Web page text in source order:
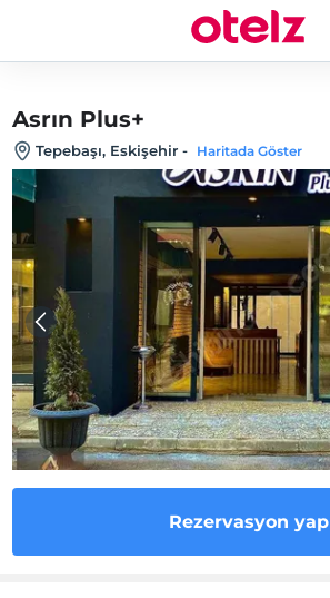
Asrın Plus+
Tepebaşı, Eskişehir - Haritada Göster
Rezervasyon yap